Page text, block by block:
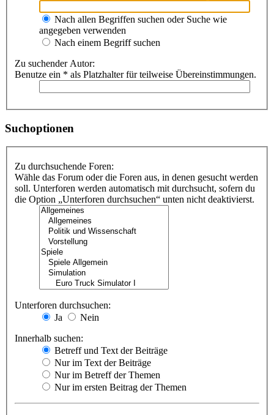
Nach allen Begriffen suchen oder Suche wie
angegeben verwenden
Nach einem Begriff suchen
Zu suchender Autor:
Benutze ein * als Platzhalter für teilweise Übereinstimmungen.
Suchoptionen
Zu durchsuchende Foren:
Wähle das Forum oder die Foren aus, in denen gesucht werden
soll. Unterforen werden automatisch mit durchsucht, sofern du
die Option „Unterforen durchsuchen“ unten nicht deaktivierst.
Unterforen durchsuchen:
Ja
Nein
Innerhalb suchen:
Betreff und Text der Beiträge
Nur im Text der Beiträge
Nur im Betreff der Themen
Nur im ersten Beitrag der Themen